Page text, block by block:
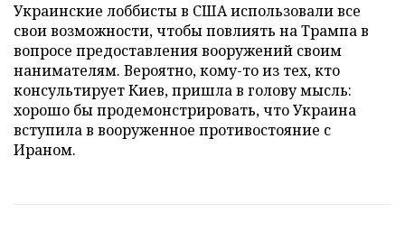
Украинские лоббисты в США использовали все
свои возможности, чтобы повлиять на Трампа в
вопросе предоставления вооружений своим
нанимателям. Вероятно, кому-то из тех, кто
консультирует Киев, пришла в голову мысль:
хорошо бы продемонстрировать, что Украина
вступила в вооруженное противостояние с
Ираном.